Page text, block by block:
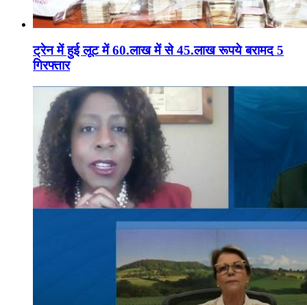
ट्रेन में हुई लूट में 60.लाख में से 45.लाख रूपये बरामद 5
गिरफ्तार